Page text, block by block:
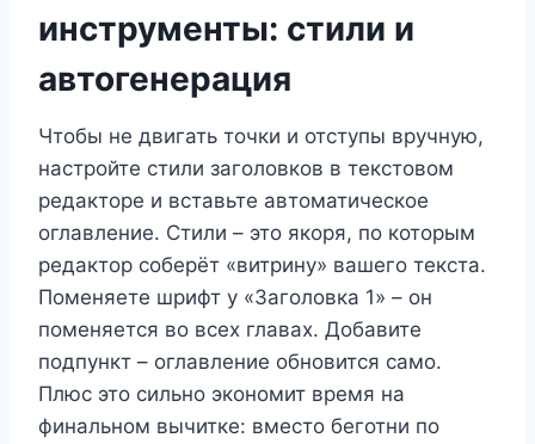
инструменты: стили и
автогенерация
Чтобы не двигать точки и отступы вручную,
настройте стили заголовков в текстовом
редакторе и вставьте автоматическое
оглавление. Стили – это якоря, по которым
редактор соберёт «витрину» вашего текста.
Поменяете шрифт у «Заголовка 1» – он
поменяется во всех главах. Добавите
подпункт – оглавление обновится само.
Плюс это сильно экономит время на
финальном вычитке: вместо беготни по